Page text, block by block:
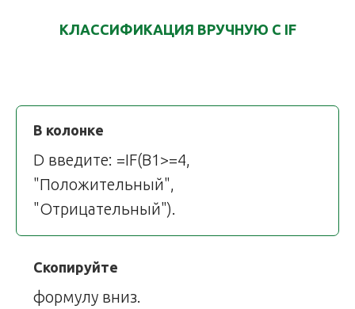
КЛАССИФИКАЦИЯ ВРУЧНУЮ С IF
В колонке
D введите: =IF(B1>=4,
"Положительный",
"Отрицательный").
Скопируйте
формулу вниз.